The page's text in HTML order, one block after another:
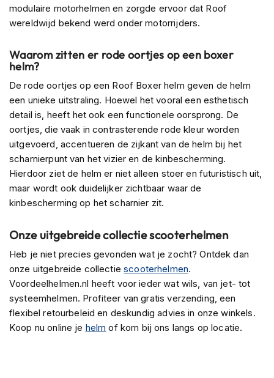
e
n
S
c
o
o
t
e
r
h
e
m
e
n
x
r
h
e
l
m
e
n
modulaire motorhelmen en zorgde ervoor dat Roof
wereldwijd bekend werd onder motorrijders.
Waarom zitten er rode oortjes op een boxer
helm?
De rode oortjes op een Roof Boxer helm geven de helm
een unieke uitstraling. Hoewel het vooral een esthetisch
detail is, heeft het ook een functionele oorsprong. De
oortjes, die vaak in contrasterende rode kleur worden
uitgevoerd, accentueren de zijkant van de helm bij het
scharnierpunt van het vizier en de kinbescherming.
Hierdoor ziet de helm er niet alleen stoer en futuristisch uit,
maar wordt ook duidelijker zichtbaar waar de
kinbescherming op het scharnier zit.
Onze uitgebreide collectie scooterhelmen
Heb je niet precies gevonden wat je zocht? Ontdek dan
onze uitgebreide collectiescooterhelmen.
Voordeelhelmen.nl heeft voor ieder wat wils, van jet- tot
systeemhelmen. Profiteer van gratis verzending, een
flexibel retourbeleid en deskundig advies in onze winkels.
Koop nu online je helm of kom bij ons langs op locatie.